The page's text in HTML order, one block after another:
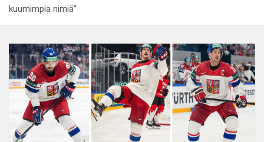
kuumimpia nimiä”